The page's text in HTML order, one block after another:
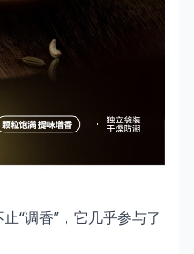
“调香”，它几乎参与了